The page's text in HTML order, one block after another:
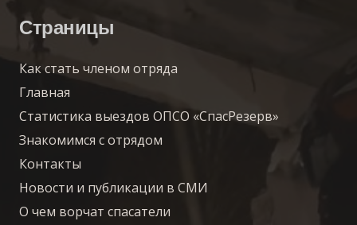
Страницы
Как стать членом отряда
Главная
Статистика выездов ОПСО «СпасРезерв»
Знакомимся с отрядом
Контакты
Новости и публикации в СМИ
О чем ворчат спасатели